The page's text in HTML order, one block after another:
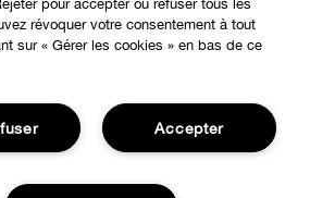
pour accepter ou refuser tous les
révoquer votre consentement à tout
sur « Gérer les cookies » en bas de ce
Accepter